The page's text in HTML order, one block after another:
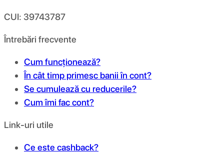
CUI: 39743787
Întrebări frecvente
Cum funcționează?
În cât timp primesc banii în cont?
Se cumulează cu reducerile?
Cum îmi fac cont?
Link-uri utile
Ce este cashback?